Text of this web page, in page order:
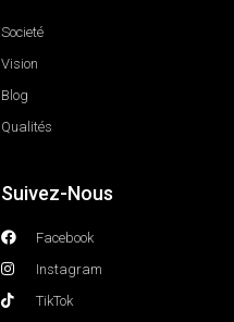
Societé
Vision
Blog
Qualités
Suivez-Nous
Facebook
Instagram
TikTok